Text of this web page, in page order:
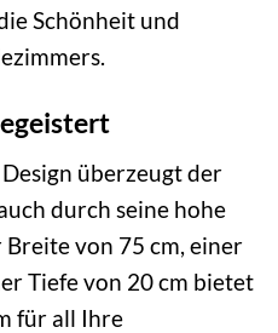
Schönheit und
überzeugt der
durch seine hohe
von 75 cm, einer
Tiefe von 20 cm bietet
für all Ihre